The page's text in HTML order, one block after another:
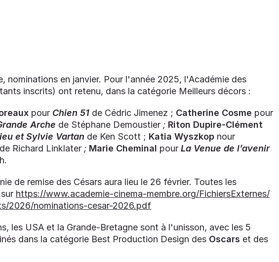
nominations en janvier. Pour l'année 2025, l'Académie des
inscrits) ont retenu, dans la catégorie Meilleurs décors :
pour Chien 51 de Cédric Jimenez ; Catherine Cosme pour
Arche de Stéphane Demoustier ; Riton Dupire-Clément
et Sylvie Vartan de Ken Scott ; Katia Wyszkop nour
de Richard Linklater ; Marie Cheminal pour La Venue de l’avenir
de remise des Césars aura lieu le 26 février. Toutes les
https://www.academie-cinema-membre.org/FichiersExternes/
2026/nominations-cesar-2026.pdf
les USA et la Grande-Bretagne sont à l'unisson, avec les 5
dans la catégorie Best Production Design des Oscars et des